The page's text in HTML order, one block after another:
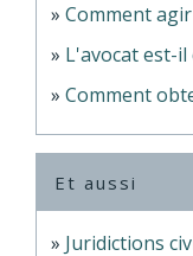
Comment
L'avocat est-
Comment
Et aussi
Juridictions